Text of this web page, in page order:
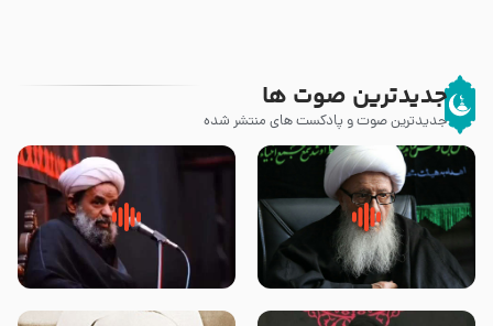
جدیدترین صوت ها
جدیدترین صوت و پادکست های منتشر شده
زوّار اربعین امام حسین (علیه
السلام) با این اشتیاق به زیارت
روضه جانسوز پاره های جگر امام
حسن مجتبی علیه السلام-حجت